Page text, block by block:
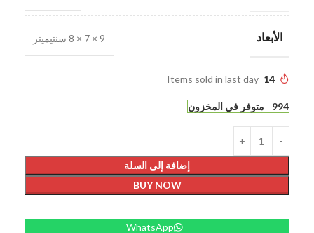
الأبعاد 9 × 7 × 8 سنتيميتر
14
Items sold in last day
994 متوفر في المخزون
إضافة إلى السلة
BUY NOW
WhatsApp